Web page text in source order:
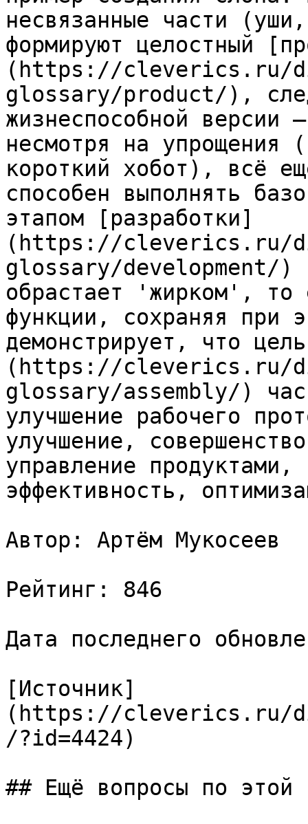
несвязанные части
формируют целостный
(https://cleverics.ru/
glossary/product/),
жизнеспособной версии
несмотря на упрощения
короткий хобот), всё
способен выполнять
этапом [разработки]
(https://cleverics.ru/
glossary/development/)
обрастает 'жирком', то
функции, сохраняя при
демонстрирует, что
(https://cleverics.ru/
glossary/assembly/)
улучшение рабочего
улучшение,
управление
эффективность,
Автор: Артём Мукосеев
Рейтинг: 846
Дата последнего
[Источник]
(https://cleverics.ru/
/?id=4424)
## Ещё вопросы по этой